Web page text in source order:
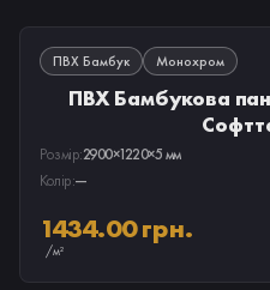
В НАЯВНОСТІ
ПВХ Бамбук Монохром
ПВХ Бамбукова
Розмір:2900×1220×5 мм
Колір:—
1434.00 грн.
/м²